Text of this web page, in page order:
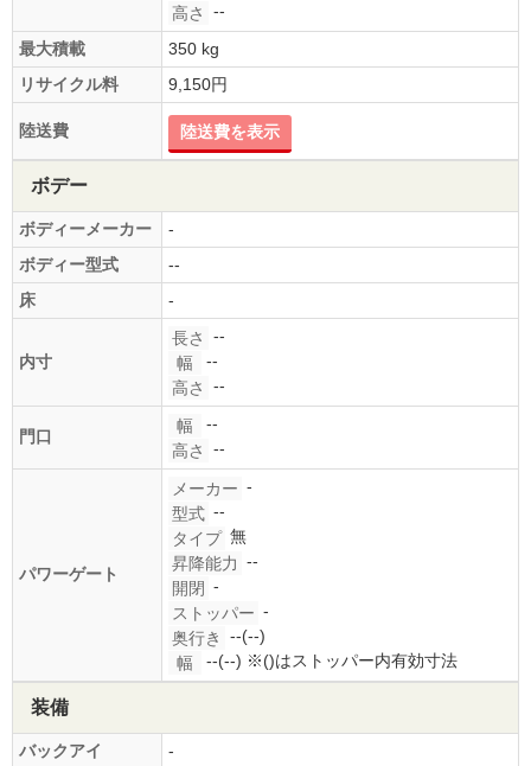
高さ
--
最大積載
350 kg
リサイクル料
9,150円
陸送費 陸送費を表示
ボデー
ボディーメーカー
-
ボディー型式
--
床
-
内寸
長さ
--
幅
--
高さ
--
門口
幅
--
高さ
--
パワーゲート
メーカー -
型式 --
タイプ 無
昇降能力 --
開閉 -
ストッパー -
奥行き
--(--)
幅
--(--) ※()はストッパー内有効寸法
装備
バックアイ
-